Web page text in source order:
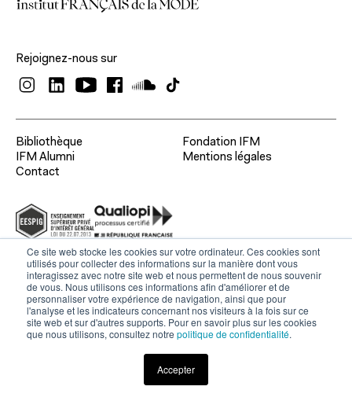
Ce site web stocke les cookies sur votre ordinateur. Ces cookies sont
utilisés pour collecter des informations sur la manière dont vous
interagissez avec notre site web et nous permettent de nous souvenir
de vous. Nous utilisons ces informations afin d'améliorer et de
personnaliser votre expérience de navigation, ainsi que pour
l'analyse et les indicateurs concernant nos visiteurs à la fois sur ce
site web et sur d'autres supports. Pour en savoir plus sur les cookies
que nous utilisons, consultez notre politique de confidentialité.
Accepter
Recherche et expertise
Recherche académique
À propos de l'IFM
Fondation IFM
Corps professoral
Contact
Formation continue
Relations entreprises
Bibliothèque
Fondation IFM
IFM Alumni
Mentions légales
Contact
Rejoignez-nous sur